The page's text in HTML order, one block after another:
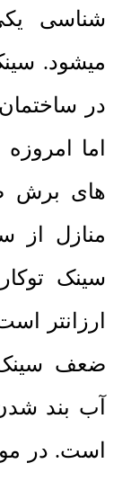
شناسی
میشود.
در
اما
های برش
منازل از
سینک
ارزانتر
ضعف سینک
آب بند
است. در